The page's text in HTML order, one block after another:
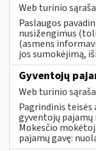
Web turinio
Paslaugos
nusižengimus
(asmens
jos sumokėjimą,
Gyventojų
Web turinio
Pagrindinis
gyventojų
Mokesčio
pajamų gavę: